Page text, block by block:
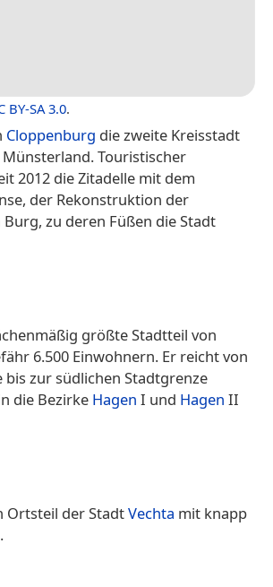
BY-SA 3.0.
Cloppenburg die zweite Kreisstadt
Touristischer
2012 die Zitadelle mit dem
der Rekonstruktion der
zu deren Füßen die Stadt
größte Stadtteil von
6.500 Einwohnern. Er reicht von
zur südlichen Stadtgrenze
die Bezirke Hagen I und Hagen II
Ortsteil der StadtVechta mit knapp